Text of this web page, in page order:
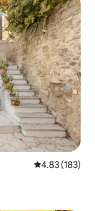
レビュー183
4.83 (183)